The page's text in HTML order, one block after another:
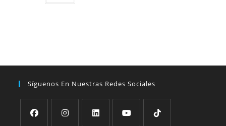
Síguenos En Nuestras Redes Sociales